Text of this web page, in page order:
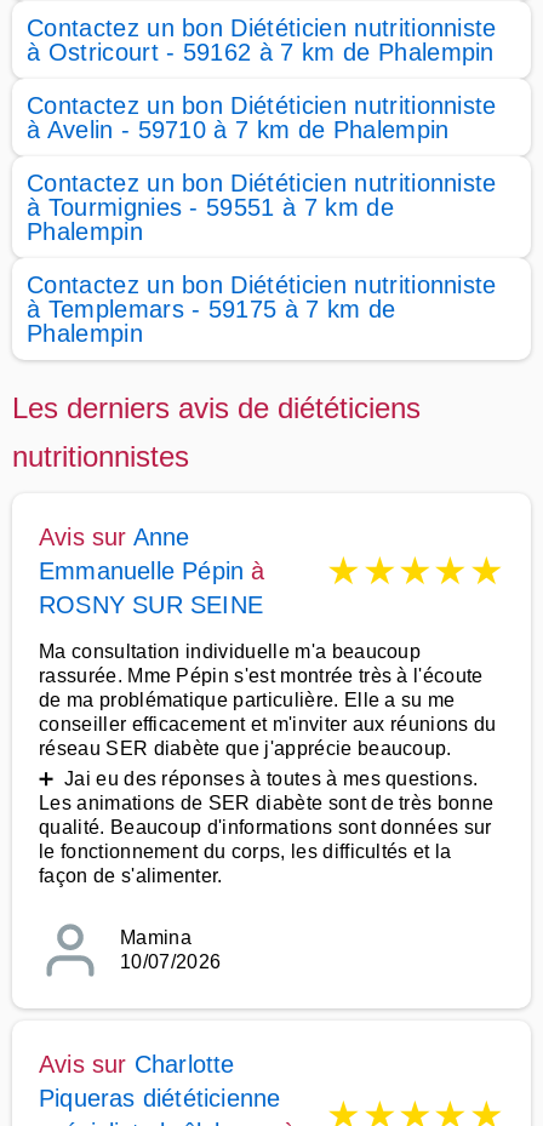
Contactez un bon Diététicien nutritionniste
à Ostricourt - 59162 à 7 km de Phalempin
Contactez un bon Diététicien nutritionniste
à Avelin - 59710 à 7 km de Phalempin
Contactez un bon Diététicien nutritionniste
à Tourmignies - 59551 à 7 km de
Phalempin
Contactez un bon Diététicien nutritionniste
à Templemars - 59175 à 7 km de
Phalempin
Les derniers avis de diététiciens
nutritionnistes
Avis sur Anne
Emmanuelle Pépin à
ROSNY SUR SEINE
★★★★★
Ma consultation individuelle m'a beaucoup
rassurée. Mme Pépin s'est montrée très à l'écoute
de ma problématique particulière. Elle a su me
conseiller efficacement et m'inviter aux réunions du
réseau SER diabète que j'apprécie beaucoup.
➕ Jai eu des réponses à toutes à mes questions.
Les animations de SER diabète sont de très bonne
qualité. Beaucoup d'informations sont données sur
le fonctionnement du corps, les difficultés et la
façon de s'alimenter.
Mamina
10/07/2026
Avis sur Charlotte
Piqueras diététicienne
★★★★★